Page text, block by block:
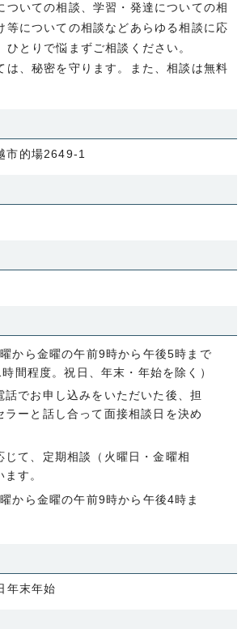
ついての相談、学習・発達についての相
等についての相談などあらゆる相談に応
ひとりで悩まずご相談ください。
は、秘密を守ります。また、相談は無料
市的場2649-1
から金曜の午前9時から午後5時まで
時間程度。祝日、年末・年始を除く）
でお申し込みをいただいた後、担
ラーと話し合って面接相談日を決め
て、定期相談（火曜日・金曜相
す。
から金曜の午前9時から午後4時ま
年末年始